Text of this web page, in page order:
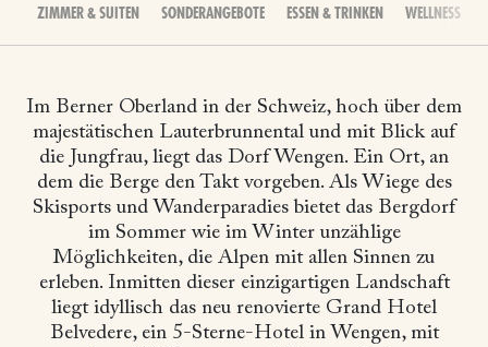
ZIMMER & SUITEN SONDERANGEBOTE ESSEN & TRINKEN WELLNESS
Im Berner Oberland in der Schweiz, hoch über dem
majestätischen Lauterbrunnental und mit Blick auf
die Jungfrau, liegt das Dorf Wengen. Ein Ort, an
dem die Berge den Takt vorgeben. Als Wiege des
Skisports und Wanderparadies bietet das Bergdorf
im Sommer wie im Winter unzählige
Möglichkeiten, die Alpen mit allen Sinnen zu
erleben. Inmitten dieser einzigartigen Landschaft
liegt idyllisch das neu renovierte Grand Hotel
Belvedere, ein 5-Sterne-Hotel in Wengen, mit